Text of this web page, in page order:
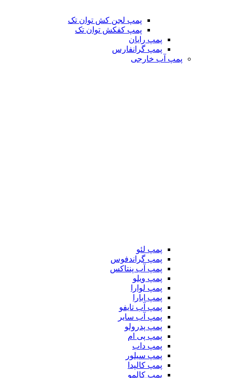
پمپ لجن کش توان تک
پمپ کفکش توان تک
پمپ رایان
پمپ گرانفارس
پمپ آب خارجی
پمپ لئو
پمپ گراندفوس
پمپ آب پنتاکس
پمپ ویلو
پمپ لوارا
پمپ ابارا
پمپ آب تایفو
پمپ آب سایر
پمپ پدرولو
پمپ پی ام
پمپ داب
پمپ سیلور
پمپ کالپدا
پمپ کالمو